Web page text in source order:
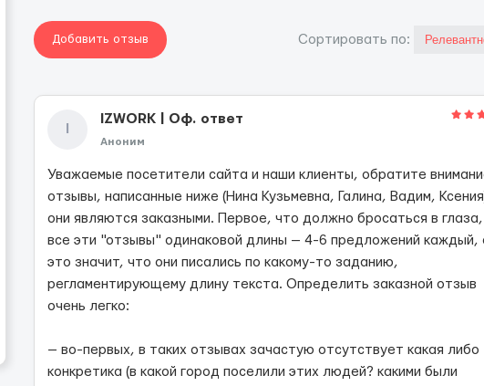
Добавить отзыв Cортировать по:
IZWОRК | Оф. ответ
Аноним
Уважаемые посетители сайта и наши клиенты, обратите
отзывы, написанные ниже (Нина Кузьмевна, Галина, Вадим,
они являются заказными. Первое, что должно бросаться в
все эти "отзывы" одинаковой длины — 4-6 предложений каждый,
это значит, что они писались по какому-то заданию,
регламентирующему длину текста. Определить заказной отзыв
очень легко:
— во-первых, в таких отзывах зачастую отсутствует какая либо
конкретика (в какой город поселили этих людей? какими были